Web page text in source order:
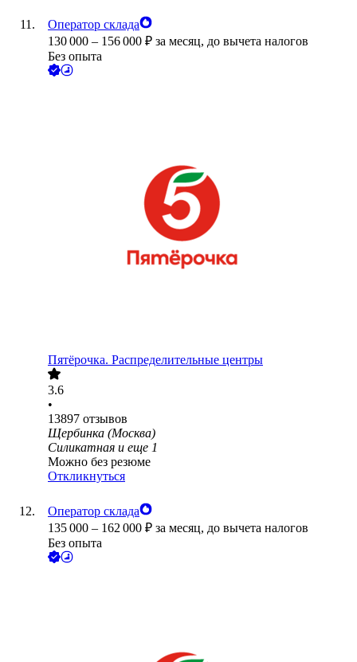
Оператор склада
130 000 – 156 000 ₽ за месяц, до вычета налогов
Без опыта
Пятёрочка. Распределительные центры
3.6
•
13897 отзывов
Щербинка (Москва)
Силикатная и еще 1
Можно без резюме
Откликнуться
Оператор склада
135 000 – 162 000 ₽ за месяц, до вычета налогов
Без опыта